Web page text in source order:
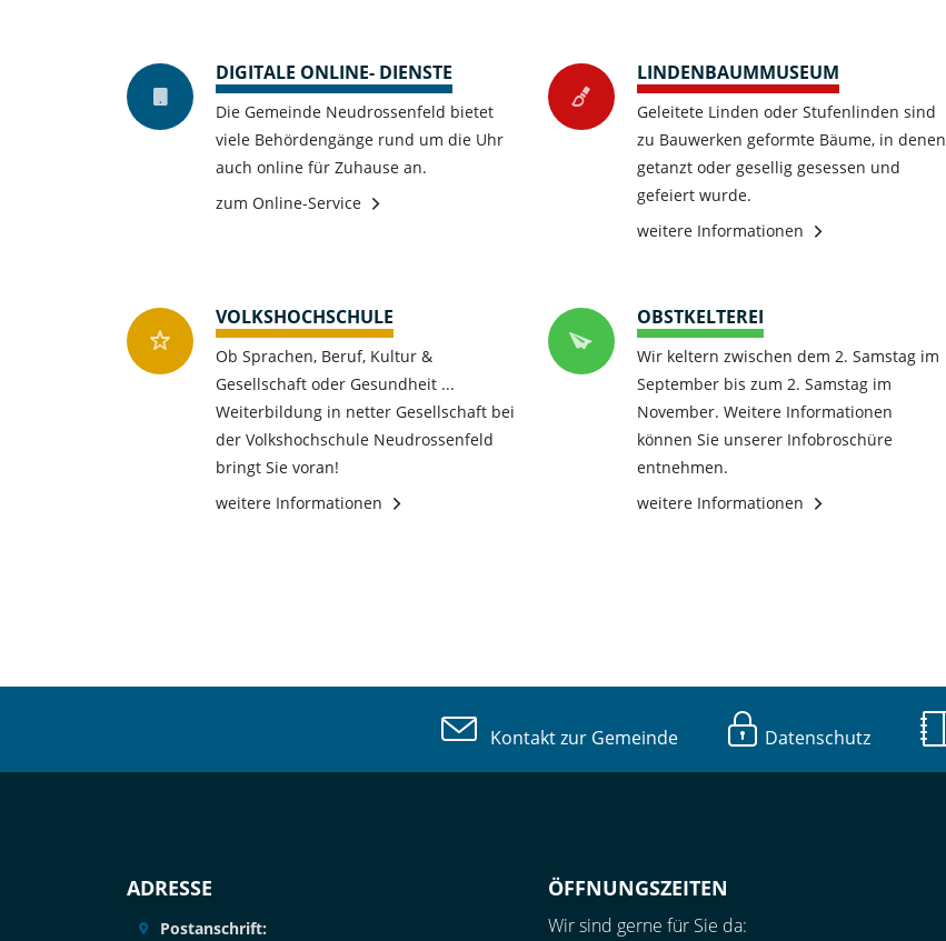
DIGITALE ONLINE- DIENSTE
Die Gemeinde Neudrossenfeld bietet
viele Behördengänge rund um die Uhr
auch online für Zuhause an.
zum Online-Service
LINDENBAUMMUSEUM
Geleitete Linden oder Stufenlinden sind
zu Bauwerken geformte Bäume, in denen
getanzt oder gesellig gesessen und
gefeiert wurde.
weitere Informationen
VOLKSHOCHSCHULE
Ob Sprachen, Beruf, Kultur &
Gesellschaft oder Gesundheit ...
Weiterbildung in netter Gesellschaft bei
der Volkshochschule Neudrossenfeld
bringt Sie voran!
weitere Informationen
OBSTKELTEREI
Wir keltern zwischen dem 2. Samstag im
September bis zum 2. Samstag im
November. Weitere Informationen
können Sie unserer Infobroschüre
entnehmen.
weitere Informationen
Kontakt zur Gemeinde Datenschutz
ADRESSE
Postanschrift:
ÖFFNUNGSZEITEN
Wir sind gerne für Sie da: